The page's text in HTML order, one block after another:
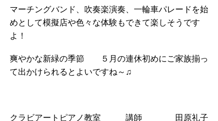
マーチングバンド、吹奏楽演奏、一輪車パレードを始
めとして模擬店や色々な体験もできて楽しそうです
よ！
爽やかな新緑の季節 ５月の連休初めにご家族揃っ
て出かけられるとよいですね～♫
クラビアートピアノ教室 講師 田原礼子